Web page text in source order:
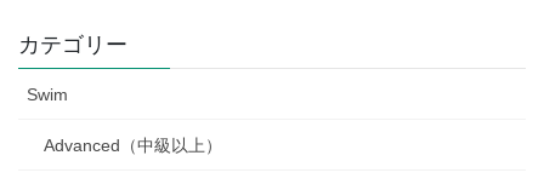
カテゴリー
Swim
Advanced（中級以上）